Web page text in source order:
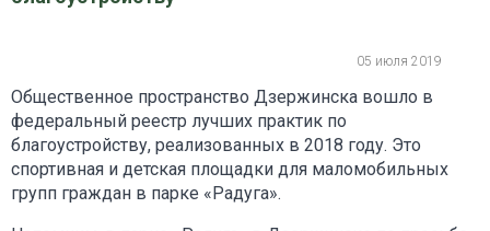
05 июля 2019
Общественное пространство Дзержинска вошло в
федеральный реестр лучших практик по
благоустройству, реализованных в 2018 году. Это
спортивная и детская площадки для маломобильных
групп граждан в парке «Радуга».